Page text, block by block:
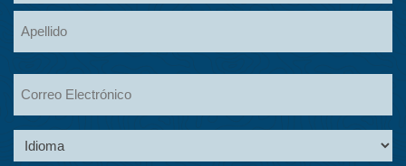
Nombre